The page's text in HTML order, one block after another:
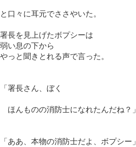
と口々に耳元でささやいた。
署長を見上げたボプシーは
弱い息の下から
やっと聞きとれる声で言った。
「署長さん、ぼく
ほんものの消防士になれたんだね？」
「ああ、本物の消防士だよ、ボプシー」